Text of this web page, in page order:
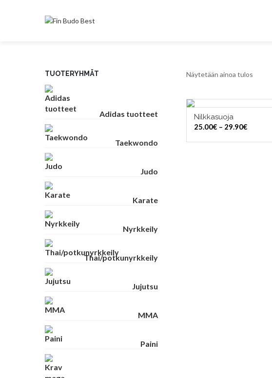
Näytetään ainoa tulos
VALITSE VAIHTOEHDOISTA
Nilkkasuoja
25.00€ – 29.90€
TUOTERYHMÄT
Adidas tuotteet
Taekwondo
Judo
Karate
Nyrkkeily
Thai/potkunyrkkeily
Jujutsu
MMA
Paini